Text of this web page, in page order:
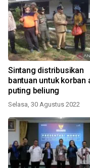
Sintang distribusikan
bantuan untuk korban
puting beliung
Selasa, 30 Agustus 2022